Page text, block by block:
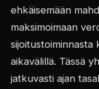
ehkäisemään
maksimoimaan
sijoitustoiminnasta
aikavälillä. Tässä
jatkuvasti ajan